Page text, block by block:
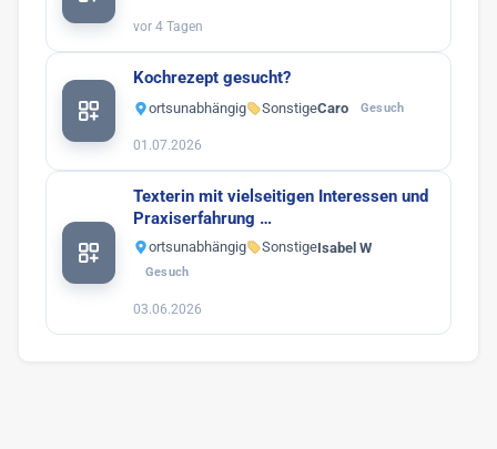
vor 4 Tagen
Kochrezept gesucht?
ortsunabhängig SonstigeCaro Gesuch
01.07.2026
Texterin mit vielseitigen Interessen und
Praxiserfahrung …
ortsunabhängig SonstigeIsabel W
Gesuch
03.06.2026